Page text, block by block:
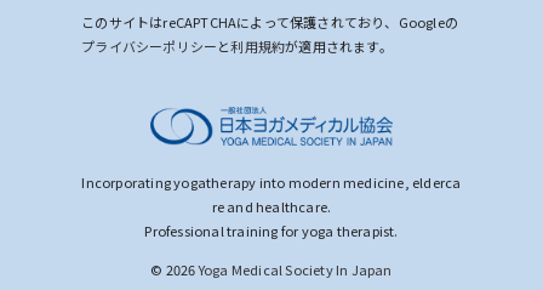
このサイトはreCAPTCHAによって保護されており、Googleの
プライバシーポリシーと利用規約が適用されます。
Incorporating yogatherapy into modern medicine, elderca
re and healthcare.
Professional training for yoga therapist.
© 2026Yoga Medical Society In Japan